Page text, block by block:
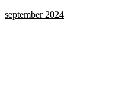
september 2024